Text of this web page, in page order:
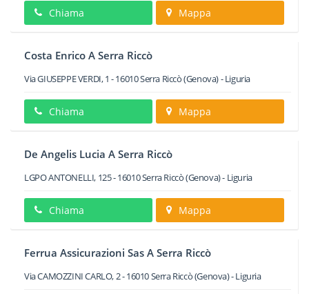
Chiama Mappa
Costa Enrico A Serra Riccò
Via GIUSEPPE VERDI, 1 -16010Serra Riccò(Genova) -Liguria
Chiama Mappa
De Angelis Lucia A Serra Riccò
LGPO ANTONELLI, 125-16010Serra Riccò(Genova) - Liguria
Chiama Mappa
Ferrua Assicurazioni Sas A Serra Riccò
Via CAMOZZINI CARLO, 2-16010Serra Riccò(Genova) -Liguria